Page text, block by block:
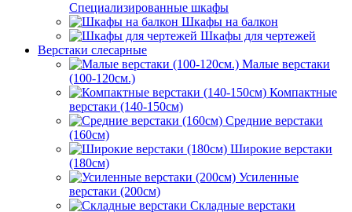
Специализированные шкафы
Шкафы на балкон
Шкафы для чертежей
Верстаки слесарные
Малые верстаки
(100-120см.)
Компактные
верстаки (140-150см)
Средние верстаки
(160см)
Широкие верстаки
(180см)
Усиленные
верстаки (200см)
Складные верстаки